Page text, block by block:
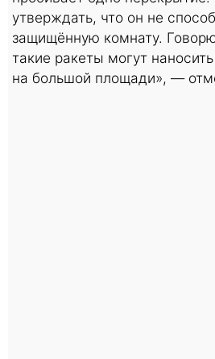
утверждать, что он не
защищённую комнату.
такие ракеты могут
на большой площади», —